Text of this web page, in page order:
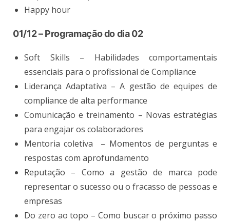
Happy hour
01/12 – Programação do dia 02
Soft Skills – Habilidades comportamentais
essenciais para o profissional de Compliance
Liderança Adaptativa – A gestão de equipes de
compliance de alta performance
Comunicação e treinamento – Novas estratégias
para engajar os colaboradores
Mentoria coletiva – Momentos de perguntas e
respostas com aprofundamento
Reputação – Como a gestão de marca pode
representar o sucesso ou o fracasso de pessoas e
empresas
Do zero ao topo – Como buscar o próximo passo